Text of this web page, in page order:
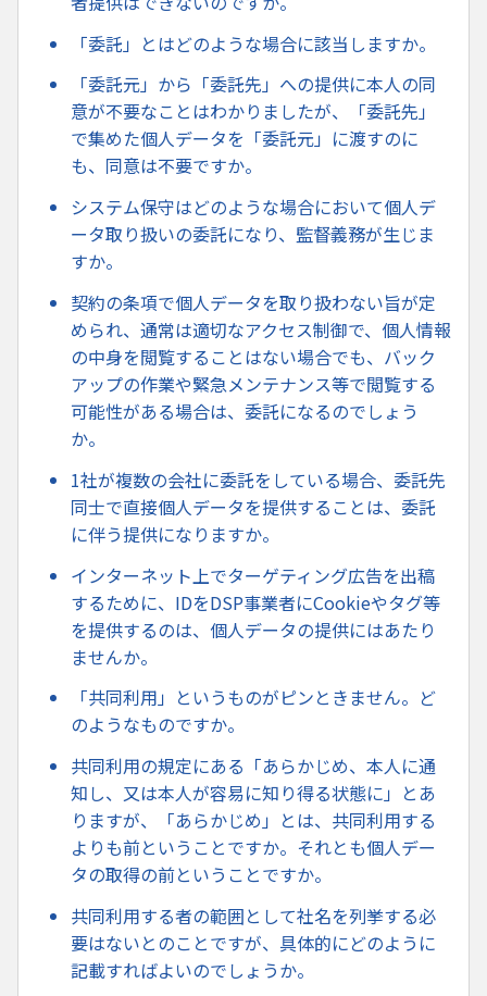
「委託」とはどのような場合に該当しますか。
「委託元」から「委託先」への提供に本人の同
意が不要なことはわかりましたが、「委託先」
で集めた個人データを「委託元」に渡すのに
も、同意は不要ですか。
システム保守はどのような場合において個人デ
ータ取り扱いの委託になり、監督義務が生じま
すか。
契約の条項で個人データを取り扱わない旨が定
められ、通常は適切なアクセス制御で、個人情報
の中身を閲覧することはない場合でも、バック
アップの作業や緊急メンテナンス等で閲覧する
可能性がある場合は、委託になるのでしょう
か。
1社が複数の会社に委託をしている場合、委託先
同士で直接個人データを提供することは、委託
に伴う提供になりますか。
インターネット上でターゲティング広告を出稿
するために、IDをDSP事業者にCookieやタグ等
を提供するのは、個人データの提供にはあたり
ませんか。
「共同利用」というものがピンときません。ど
のようなものですか。
共同利用の規定にある「あらかじめ、本人に通
知し、又は本人が容易に知り得る状態に」とあ
りますが、「あらかじめ」とは、共同利用する
よりも前ということですか。それとも個人デー
タの取得の前ということですか。
共同利用する者の範囲として社名を列挙する必
要はないとのことですが、具体的にどのように
記載すればよいのでしょうか。